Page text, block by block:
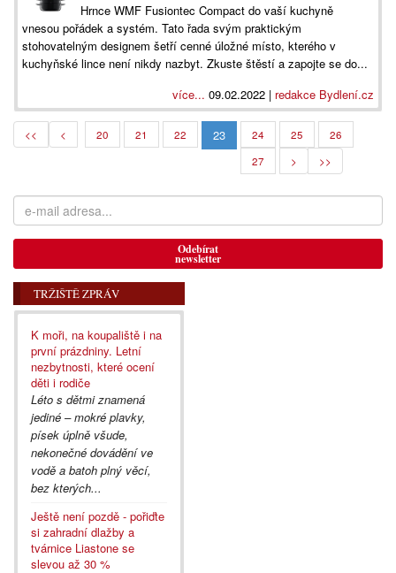
Hrnce WMF Fusiontec Compact do vaší kuchyně
vnesou pořádek a systém. Tato řada svým praktickým
stohovatelným designem šetří cenné úložné místo, kterého v
kuchyňské lince není nikdy nazbyt. Zkuste štěstí a zapojte se do...
více... 09.02.2022 | redakce Bydlení.cz
<< < 20 21 22 23 24 25
26
27
> >>
Odebírat
newsletter
TRŽIŠTĚ ZPRÁV
K moři, na koupaliště i na
první prázdniny. Letní
nezbytnosti, které ocení
děti i rodiče
Léto s dětmi znamená
jediné – mokré plavky,
písek úplně všude,
nekonečné dovádění ve
vodě a batoh plný věcí,
bez kterých...
Ještě není pozdě - pořiďte
si zahradní dlažby a
tvárnice Liastone se
slevou až 30 %